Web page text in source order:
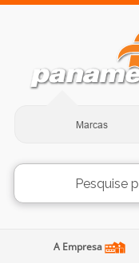
Marcas
A Empresa